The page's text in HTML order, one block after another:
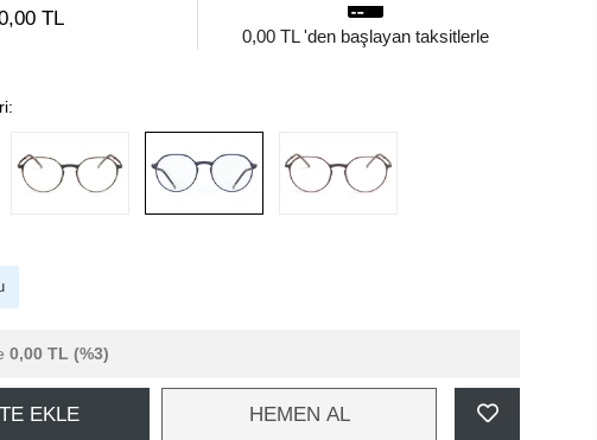
TL
0,00 TL 'den başlayan taksitlerle
0,00 TL (%3)
EKLE HEMEN AL